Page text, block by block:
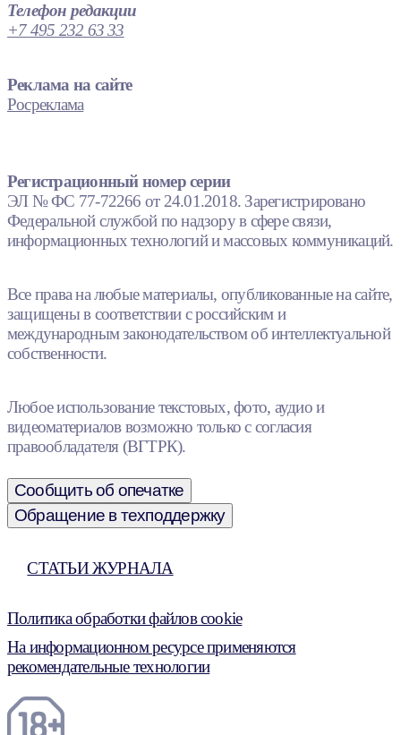
Телефон редакции
+7 495 232 63 33
Реклама на сайте
Росреклама
Регистрационный номер серии
ЭЛ № ФС 77-72266 от 24.01.2018. Зарегистрировано
Федеральной службой по надзору в сфере связи,
информационных технологий и массовых коммуникаций.
Все права на любые материалы, опубликованные на сайте,
защищены в соответствии с российским и
международным законодательством об интеллектуальной
собственности.
Любое использование текстовых, фото, аудио и
видеоматериалов возможно только с согласия
правообладателя (ВГТРК).
Сообщить об опечатке
Обращение в техподдержку
СТАТЬИ ЖУРНАЛА
Политика обработки файлов cookie
На информационном ресурсе применяются
рекомендательные технологии